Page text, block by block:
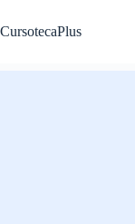
al
contenido
CursotecaPlus